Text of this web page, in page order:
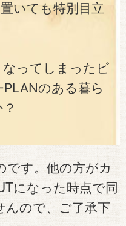
いても特別目立
ってしまったビ
のある暮ら
です。他の方がカ
になった時点で同
んので、ご了承下